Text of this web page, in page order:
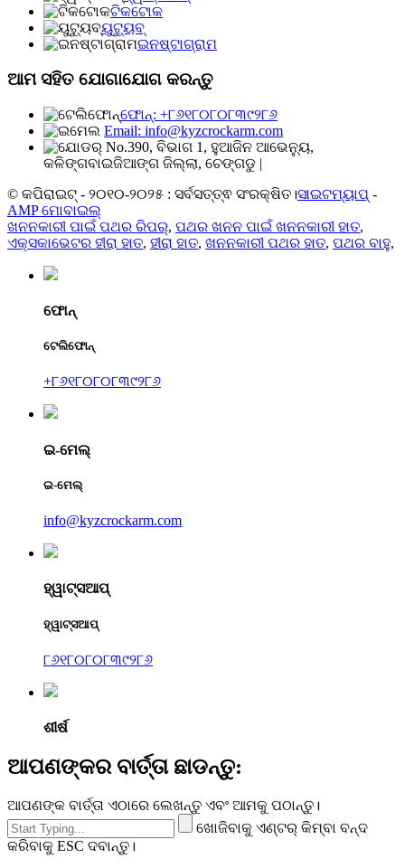
ଟିକଟୋକ
ୟୁଟ୍ୟୁବ୍
ଇନଷ୍ଟାଗ୍ରାମ
ଆମ ସହିତ ଯୋଗାଯୋଗ କରନ୍ତୁ
ଫୋନ୍: +୮୬୧୮୦୮୦୮୩୯୨୮୬
Email: info@kyzcrockarm.com
No.390, ବିଭାଗ 1, ହୁଆଜିନ ଆଭେନ୍ୟୁ,
କଳିଙ୍ଗବାଇଜିଆଙ୍ଗ ଜିଲ୍ଲା, ଚେଙ୍ଗଡୁ |
© କପିରାଇଟ୍ - ୨୦୧୦-୨୦୨୫ : ସର୍ବସତ୍ତ୍ଵ ସଂରକ୍ଷିତ।ସାଇଟମ୍ୟାପ୍ -
AMP ମୋବାଇଲ୍
ଖନନକାରୀ ପାଇଁ ପଥର ରିପର୍, ପଥର ଖନନ ପାଇଁ ଖନନକାରୀ ହାତ,
ଏକ୍ସକାଭେଟର ହୀରା ହାତ, ହୀରା ହାତ, ଖନନକାରୀ ପଥର ହାତ, ପଥର ବାହୁ,
ଫୋନ୍
ଟେଲିଫୋନ୍
+୮୬୧୮୦୮୦୮୩୯୨୮୬
ଇ-ମେଲ୍
ଇ-ମେଲ୍
info@kyzcrockarm.com
ହ୍ୱାଟ୍ସଆପ୍
ହ୍ୱାଟ୍ସଆପ୍
୮୬୧୮୦୮୦୮୩୯୨୮୬
ଶୀର୍ଷ
ଆପଣଙ୍କର ବାର୍ତ୍ତା ଛାଡନ୍ତୁ:
ଆପଣଙ୍କ ବାର୍ତ୍ତା ଏଠାରେ ଲେଖନ୍ତୁ ଏବଂ ଆମକୁ ପଠାନ୍ତୁ।
ଖୋଜିବାକୁ ଏଣ୍ଟର୍ କିମ୍ବା ବନ୍ଦ
କରିବାକୁ ESC ଦବାନ୍ତୁ।